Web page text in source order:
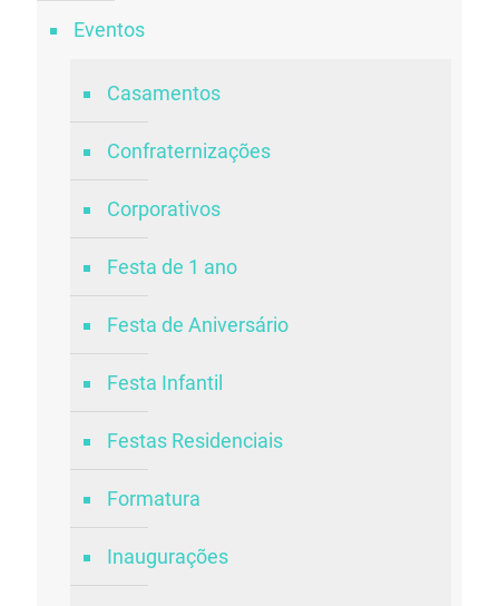
Eventos
Casamentos
Confraternizações
Corporativos
Festa de 1 ano
Festa de Aniversário
Festa Infantil
Festas Residenciais
Formatura
Inaugurações